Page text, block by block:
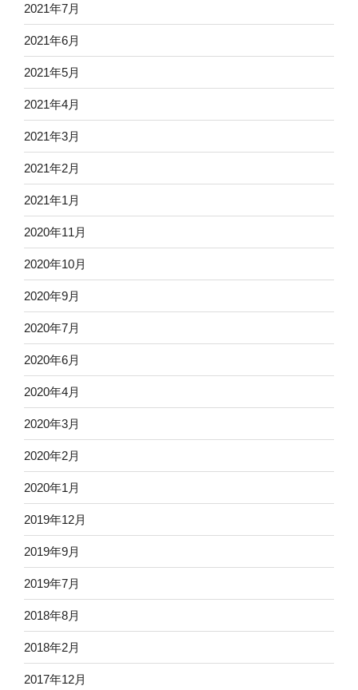
2021年7月
2021年6月
2021年5月
2021年4月
2021年3月
2021年2月
2021年1月
2020年11月
2020年10月
2020年9月
2020年7月
2020年6月
2020年4月
2020年3月
2020年2月
2020年1月
2019年12月
2019年9月
2019年7月
2018年8月
2018年2月
2017年12月